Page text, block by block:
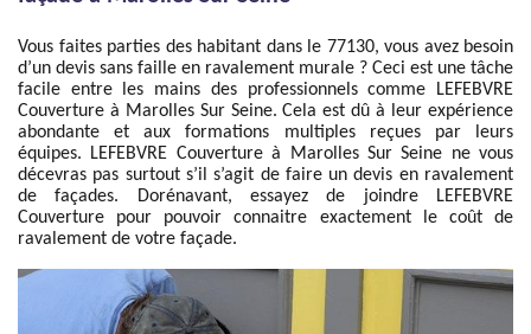
Vous faites parties des habitant dans le 77130, vous avez besoin
d’un devis sans faille en ravalement murale ? Ceci est une tâche
facile entre les mains des professionnels comme LEFEBVRE
Couverture à Marolles Sur Seine. Cela est dû à leur expérience
abondante et aux formations multiples reçues par leurs
équipes. LEFEBVRE Couverture à Marolles Sur Seine ne vous
décevras pas surtout s’il s’agit de faire un devis en ravalement
de façades. Dorénavant, essayez de joindre LEFEBVRE
Couverture pour pouvoir connaitre exactement le coût de
ravalement de votre façade.